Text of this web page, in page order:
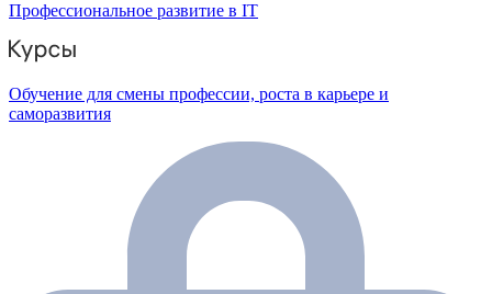
Профессиональное развитие в IT
Обучение для смены профессии, роста в карьере и
саморазвития